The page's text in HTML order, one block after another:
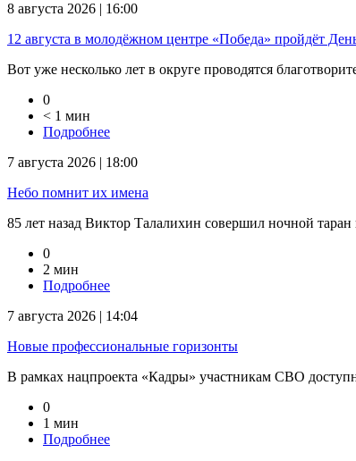
8 августа 2026 | 16:00
12 августа в молодёжном центре «Победа» пройдёт
Вот уже несколько лет в округе проводятся
0
< 1 мин
Подробнее
7 августа 2026 | 18:00
Небо помнит их имена
85 лет назад Виктор Талалихин совершил ночной
0
2 мин
Подробнее
7 августа 2026 | 14:04
Новые профессиональные горизонты
В рамках нацпроекта «Кадры» участникам СВО
0
1 мин
Подробнее